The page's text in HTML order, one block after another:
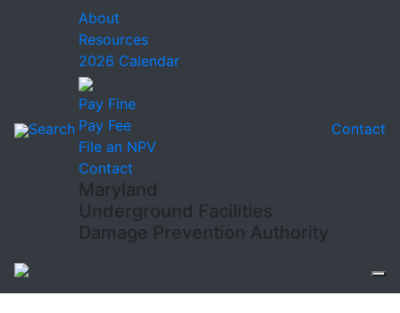
Search
About
Resources
2026 Calendar
Pay Fine
Pay Fee
File an NPV
Contact
Maryland
Underground Facilities
Damage Prevention Authority
Contact